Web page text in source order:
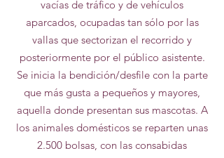
vacías de tráfico y de vehículos
aparcados, ocupadas tan sólo por las
vallas que sectorizan el recorrido y
posteriormente por el público asistente.
Se inicia la bendición/desfile con la parte
que más gusta a pequeños y mayores,
aquella donde presentan sus mascotas. A
los animales domésticos se reparten unas
2.500 bolsas, con las consabidas